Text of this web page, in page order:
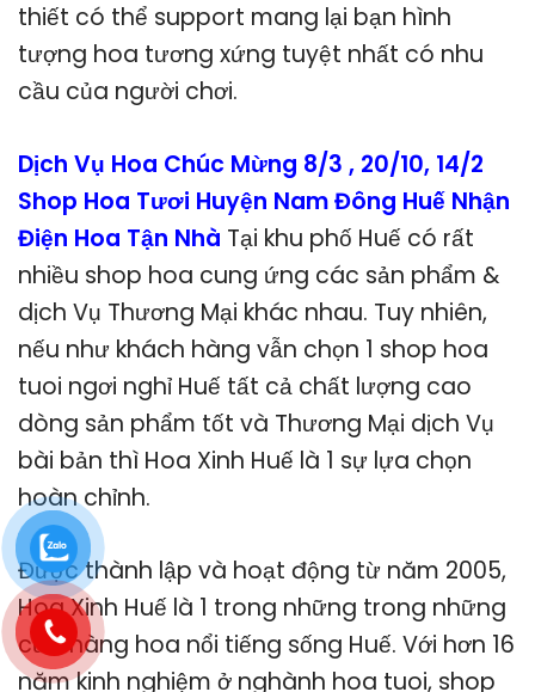
thiết có thể support mang lại bạn hình
tượng hoa tương xứng tuyệt nhất có nhu
cầu của người chơi.
Dịch Vụ Hoa Chúc Mừng 8/3 , 20/10, 14/2
Shop Hoa Tươi Huyện Nam Đông Huế Nhận
Điện Hoa Tận Nhà Tại khu phố Huế có rất
nhiều shop hoa cung ứng các sản phẩm &
dịch Vụ Thương Mại khác nhau. Tuy nhiên,
nếu như khách hàng vẫn chọn 1 shop hoa
tuoi ngơi nghỉ Huế tất cả chất lượng cao
dòng sản phẩm tốt và Thương Mại dịch Vụ
bài bản thì Hoa Xinh Huế là 1 sự lựa chọn
hoàn chỉnh.
Được thành lập và hoạt động từ năm 2005,
Hoa Xinh Huế là 1 trong những trong những
cửa hàng hoa nổi tiếng sống Huế. Với hơn 16
năm kinh nghiệm ở nghành hoa tuoi, shop